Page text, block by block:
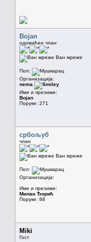
Bojan
одомаћен члан
Ван мреже
Пол:
Организација:
nema
Име и презиме:
Bojan
Поруке: 271
србољуб
члан
Ван мреже
Пол:
Организација:
Име и презиме:
Милан Ђорић
Поруке: 88
Miki
Гост